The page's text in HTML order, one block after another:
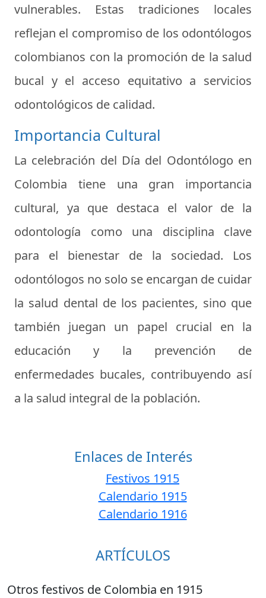
vulnerables. Estas tradiciones locales
reflejan el compromiso de los odontólogos
colombianos con la promoción de la salud
bucal y el acceso equitativo a servicios
odontológicos de calidad.
Importancia Cultural
La celebración del Día del Odontólogo en
Colombia tiene una gran importancia
cultural, ya que destaca el valor de la
odontología como una disciplina clave
para el bienestar de la sociedad. Los
odontólogos no solo se encargan de cuidar
la salud dental de los pacientes, sino que
también juegan un papel crucial en la
educación y la prevención de
enfermedades bucales, contribuyendo así
a la salud integral de la población.
Enlaces de Interés
Festivos 1915
Calendario 1915
Calendario 1916
ARTÍCULOS
Otros festivos de Colombia en 1915